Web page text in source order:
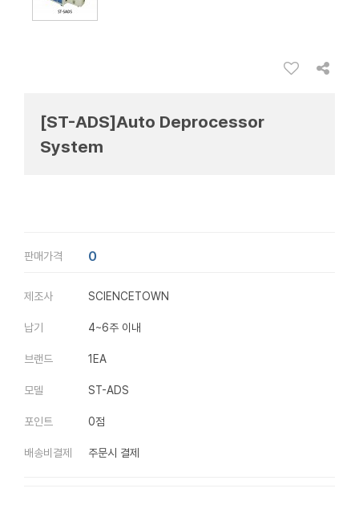
[ST-ADS]Auto Deprocessor
System
판매가격 0
제조사 SCIENCETOWN
납기 4~6주 이내
브랜드 1EA
모델 ST-ADS
포인트 0점
배송비결제 주문시 결제